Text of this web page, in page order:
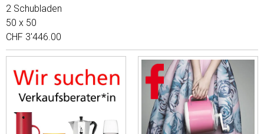
2 Schubladen
50 x 50
CHF 3'446.00